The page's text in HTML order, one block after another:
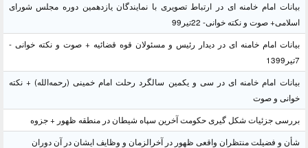
بیانات امام خامنه ای در ارتباط تصویری با نمایندگان یازدهمین دوره مجلس شورای
اسلامی+ صوت و نکته خوانی- 22تیر99
بیانات امام خامنه ای در دیدار رئیس و مسئولان قوه قضائیه + صوت و نکته خوانی -
7تیر1399
بیانات امام خامنه ای در سی و یکمین سالگرد رحلت امام خمینی (رحمه‌الله) + نکته
خوانی و صوت
بررسی جزئیات شکل گیری حکومت آخرین سپاه شیطان در منطقه ظهور + جزوه
شأن و فضیلت منتظران واقعی ظهور در آخرالزمان و وظایف ایشان در آن دوران